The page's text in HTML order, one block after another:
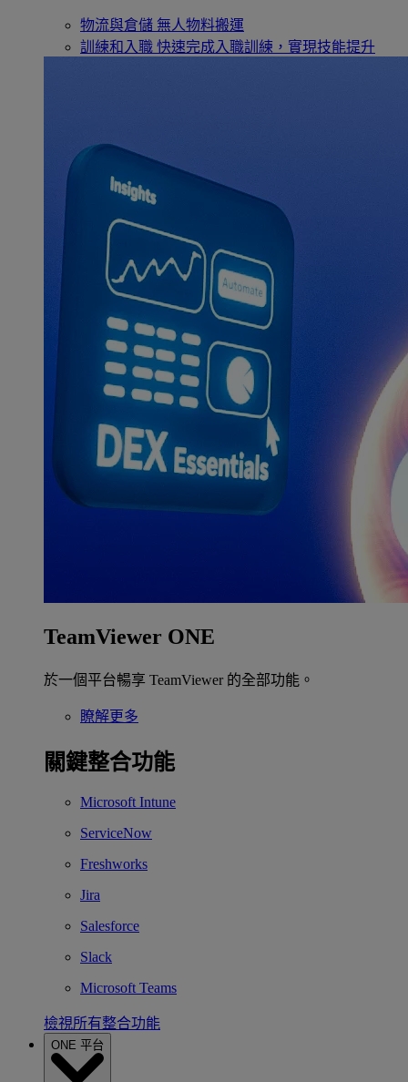
物流與倉儲 無人物料搬運
訓練和入職 快速完成入職訓練，實現技能提升
TeamViewer ONE
於一個平台暢享 TeamViewer 的全部功能。
瞭解更多
關鍵整合功能
Microsoft Intune
ServiceNow
Freshworks
Jira
Salesforce
Slack
Microsoft Teams
檢視所有整合功能
ONE 平台